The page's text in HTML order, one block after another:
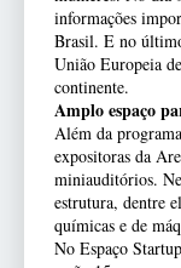
informações
Brasil. E no
União Europeia
continente.
Amplo espaço
Além da
expositoras da
miniauditórios.
estrutura, dentre
químicas e de
No Espaço